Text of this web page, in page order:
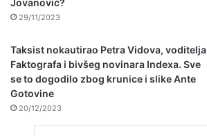
29/11/2023
Taksist nokautirao Petra Vidova, voditelja
Faktografa i bivšeg novinara Indexa. Sve
se to dogodilo zbog krunice i slike Ante
Gotovine
20/12/2023